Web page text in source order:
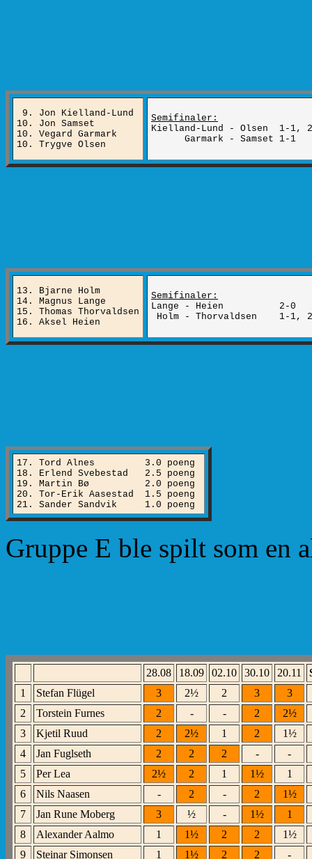
9. Jon Kielland-Lund
10. Jon Samset
10. Vegard Garmark
10. Trygve Olsen
Semifinaler:
Kielland-Lund - Olsen 1-1,
Garmark - Samset 1-1
13. Bjarne Holm
14. Magnus Lange
15. Thomas Thorvaldsen
16. Aksel Heien
Semifinaler:
Lange - Heien 2-0
Holm - Thorvaldsen 1-1,
17. Tord Alnes 3.0 poeng
18. Erlend Svebestad 2.5 poeng
19. Martin Bø 2.0 poeng
20. Tor-Erik Aasestad 1.5 poeng
21. Sander Sandvik 1.0 poeng
Gruppe E ble spilt som en
28.08 18.09 02.10 30.10 20.11
1
Stefan Flügel 3 2½ 2 3
3
2
Torstein Furnes 2 - - 2
2½
3
Kjetil Ruud 2 2½ 1 2
1½
4
Jan Fuglseth 2 2 2 -
-
5
Per Lea 2½ 2 1 1½
1
6
Nils Naasen - 2 - 2
1½
7
Jan Rune Moberg 3 ½ - 1½
1
8
Alexander Aalmo 1 1½ 2 2
1½
9
Steinar Simonsen 1 1½ 2 2 -